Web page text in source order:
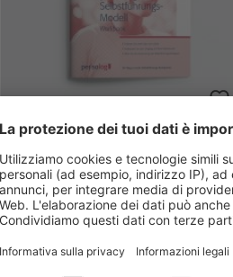
Workbook: La vostra strada
verso una maggiore
competenza in materia di
autogestione
Il workbook per i partecipanti al
persolog® Modello di autogestione